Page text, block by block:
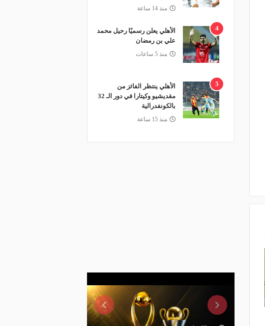
منذ 14 ساعة
4
الأهلي يعلن رسميًا رحيل محمد
علي بن رمضان
منذ 5 ساعات
5
الأهلي ينتظر الفائز من
مقديشيو وكيتارا في دور الـ 32
بالكونفدرالية
منذ 15 ساعة